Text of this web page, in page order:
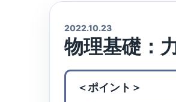
2022.10.23
物理基礎：
＜ポイント＞